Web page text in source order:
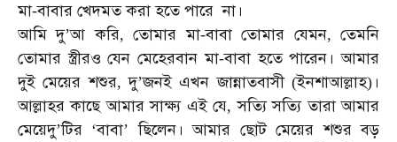
মা-বাবার খেদমত করা হতে পারে না।
আমি দু’আ করি,তোমার মা-বাবা তোমার যেমন,তেমনি
তোমার স্ত্রীরও যেন মেহেরবান মা-বাবা হতে পারেন। আমার
দুই মেয়ের শশুর,দু’জনই এখন জান্নাতবাসী(ইনশাআল্লাহ) ।
আল্লাহর কাছে আমার সাক্ষ্য এই যে,সত্যি সত্যি তারা আমার
মেয়েদু’টির ‘বাবা’ছিলেন। আমার ছোট মেয়ের শশুর বড়